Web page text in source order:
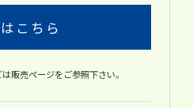
こちら
販売ページをご参照下さい。